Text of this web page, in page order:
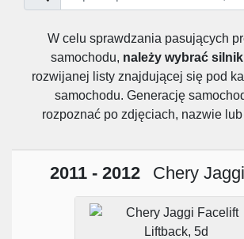
W celu sprawdzania pasujących
samochodu, należy wybrać
rozwijanej listy znajdującej się pod
samochodu. Generację
rozpoznać po zdjęciach, nazwie
2011 - 2012 Chery